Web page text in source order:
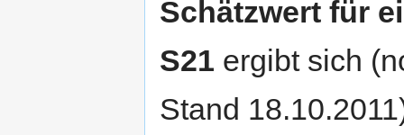
Schätzwert für
S21 ergibt sich
Stand